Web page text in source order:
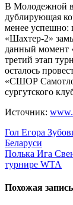
В Молодежной
дублирующая
менее успешно:
«Шахтер-2»
данный момент
третий этап
осталось
«СШОР
сургутского
Источник:
по
записям
Гол Егора
Беларуси
Полька Ига
турнире WTA
Похожая запись